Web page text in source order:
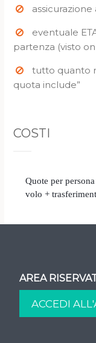
eventuale
partenza (visto
tutto quanto
quota include”
COSTI
Quote per
volo +
AREA